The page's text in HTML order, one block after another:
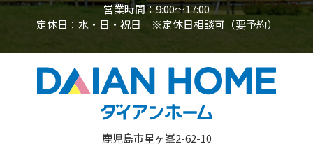
営業時間：9:00〜17:00
定休日：水・日・祝日 ※定休日相談可（要予約）
鹿児島市星ヶ峯2-62-10